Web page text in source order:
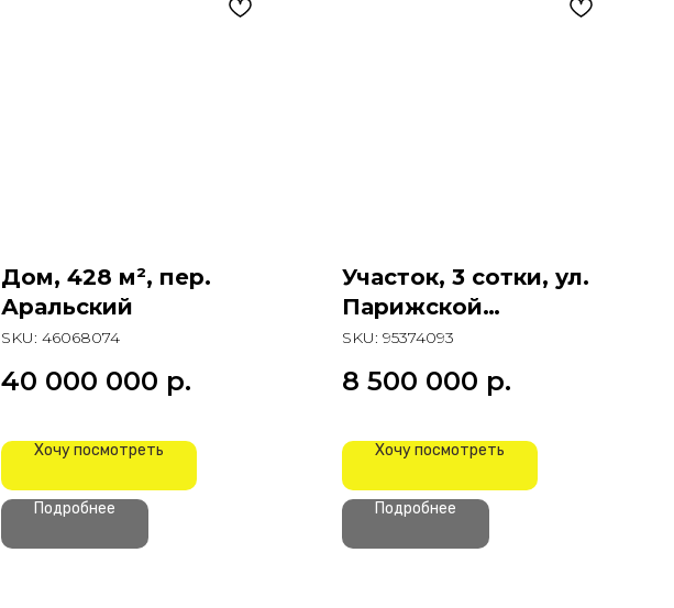
Дом, 428 м², пер.
Аральский
SKU: 46068074
40 000 000 р.
Хочу посмотреть
Подробнее
Участок, 3 сотки, ул.
Парижской
Коммуны
SKU: 95374093
8 500 000 р.
Хочу посмотреть
Подробнее